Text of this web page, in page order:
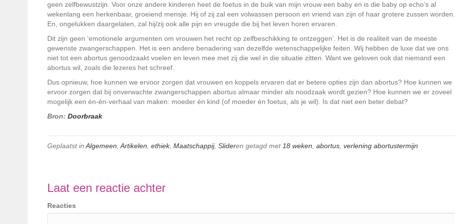
geen zelfbewustzijn. Voor onze andere kinderen heet de foetus in de buik van mijn vrouw een baby en is die baby op echo’s al
wekenlang een herkenbaar, groeiend mensje. Hij of zij zal een volwassen persoon en vriend van zijn of haar grotere zussen worden.
En, ongelukken daargelaten, zal hij/zij ook alle pijn en vreugde die bij het leven horen ervaren.
Dit zijn geen ‘emotionele argumenten om vrouwen het recht op zelfbeschikking te ontzeggen’. Het is de realiteit van de meeste
gewenste zwangerschappen. Het is een andere benadering van dezelfde wetenschappelijke feiten. Wij hebben de luxe dat we ons
niet tot een abortus genoodzaakt voelen en leven mee met zij die wel in die situatie zitten. Want we geloven ook dat niemand een
abortus wil, zoals die lezeres het schreef.
Dus opnieuw, hoe kunnen we ervoor zorgen dat vrouwen en koppels ervaren dat er betere opties zijn dan abortus? Hoe kunnen we
ervoor zorgen dat bij onverwachte zwangerschappen abortus almaar minder als noodzaak wordt gezien? Hoe kunnen we er zoveel
mogelijk een én-én-verhaal van maken: moeder én kind (of moeder én foetus, als je wil). Is dat niet een beter debat?
Bron: Doorbraak
Geplaatst inAlgemeen,Artikelen, ethiek, Maatschappij, Slideren getagd met18 weken, abortus, verlening abortustermijn
Laat een reactie achter
Reacties